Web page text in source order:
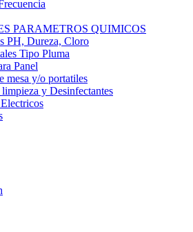
PARAMETROS QUIMICOS
PH, Dureza, Cloro
Tipo Pluma
Panel
mesa y/o portatiles
limpieza y Desinfectantes